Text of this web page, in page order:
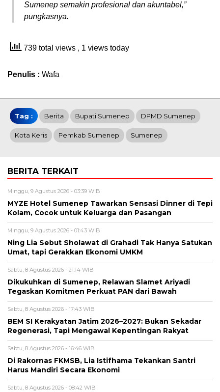
Sumenep semakin profesional dan akuntabel,”
pungkasnya.
739 total views , 1 views today
Penulis : Wafa
Tag : Berita Bupati Sumenep DPMD Sumenep
Kota Keris Pemkab Sumenep Sumenep
BERITA TERKAIT
Minggu, 9 Agustus 2026 - 03:39 WIB
MYZE Hotel Sumenep Tawarkan Sensasi Dinner di Tepi
Kolam, Cocok untuk Keluarga dan Pasangan
Minggu, 9 Agustus 2026 - 01:43 WIB
Ning Lia Sebut Sholawat di Grahadi Tak Hanya Satukan
Umat, tapi Gerakkan Ekonomi UMKM
Sabtu, 8 Agustus 2026 - 21:14 WIB
Dikukuhkan di Sumenep, Relawan Slamet Ariyadi
Tegaskan Komitmen Perkuat PAN dari Bawah
Sabtu, 8 Agustus 2026 - 17:43 WIB
BEM SI Kerakyatan Jatim 2026–2027: Bukan Sekadar
Regenerasi, Tapi Mengawal Kepentingan Rakyat
Sabtu, 8 Agustus 2026 - 16:46 WIB
Di Rakornas FKMSB, Lia Istifhama Tekankan Santri
Harus Mandiri Secara Ekonomi
Sabtu, 8 Agustus 2026 - 08:42 WIB